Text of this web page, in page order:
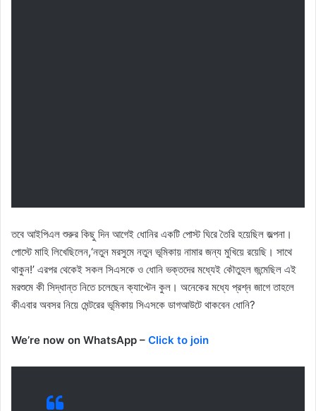
তবে আইপিএল শুরুর কিছু দিন আগেই ধোনির একটি পোস্ট ঘিরে তৈরি হয়েছিল জল্পনা।
পোস্টে মাহি লিখেছিলেন,‘নতুন মরসুমে নতুন ভূমিকায় নামার জন্য মুখিয়ে রয়েছি। সাথে
থাকুন!’ এরপর থেকেই সকল সিএসকে ও ধোনি ভক্তদের মধ্যেই কৌতুহল জন্মেছিল এই
মরশুমে কী সিদ্ধান্ত নিতে চলেছেন ক্যাপ্টেন কুল। অনেকের মধ্যে প্রশ্ন জাগে তাহলে
কীএবার অবসর নিয়ে মেন্টরের ভূমিকায় সিএসকে ডাগআউটে থাকবেন ধোনি?
We’re now on WhatsApp – Click to join